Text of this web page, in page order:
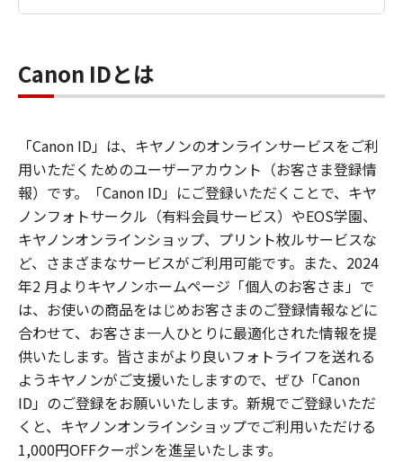
Canon IDとは
「Canon ID」は、キヤノンのオンラインサービスをご利
用いただくためのユーザーアカウント（お客さま登録情
報）です。「Canon ID」にご登録いただくことで、キヤ
ノンフォトサークル（有料会員サービス）やEOS学園、
キヤノンオンラインショップ、プリント枚ルサービスな
ど、さまざまなサービスがご利用可能です。また、2024
年2 月よりキヤノンホームページ「個人のお客さま」で
は、お使いの商品をはじめお客さまのご登録情報などに
合わせて、お客さま一人ひとりに最適化された情報を提
供いたします。皆さまがより良いフォトライフを送れる
ようキヤノンがご支援いたしますので、ぜひ「Canon
ID」のご登録をお願いいたします。新規でご登録いただ
くと、キヤノンオンラインショップでご利用いただける
1,000円OFFクーポンを進呈いたします。